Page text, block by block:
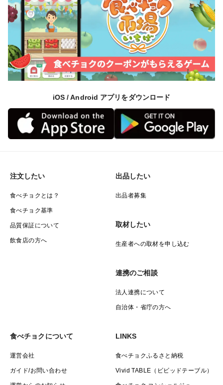
iOS / Android アプリをダウンロード
注文したい
食べチョクとは？
食べチョク基準
品質保証について
飲食店の方へ
出品したい
出品者募集
取材したい
生産者への取材を申し込む
連携のご相談
法人連携について
自治体・省庁の方へ
食べチョクについて
運営会社
ガイド/お問い合わせ
LINKS
食べチョクふるさと納税
Vivid TABLE（ビビッドテーブル）